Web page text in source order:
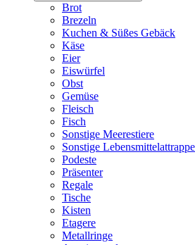
Brot
Brezeln
Kuchen & Süßes Gebäck
Käse
Eier
Eiswürfel
Obst
Gemüse
Fleisch
Fisch
Sonstige Meerestiere
Sonstige
Podeste
Präsenter
Regale
Tische
Kisten
Etagere
Metallringe